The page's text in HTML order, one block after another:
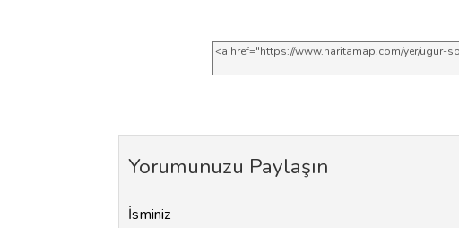
Yorumunuzu Paylaşın
İsminiz